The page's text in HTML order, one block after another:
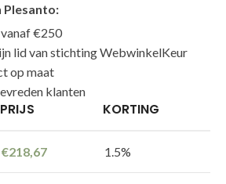
Plesanto:
€250
lid van stichting WebwinkelKeur
op maat
klanten
PRIJS KORTING
€218,67 1.5%